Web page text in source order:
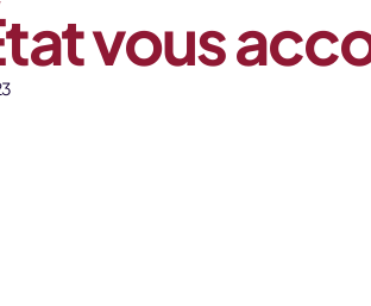
vous